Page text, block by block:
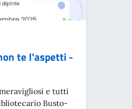
te l'aspetti -
e tutti
Busto-